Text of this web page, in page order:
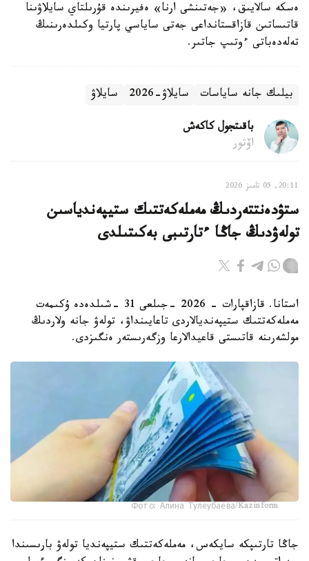
ەسكە سالايىق، «جەتىنشى ارنا» ەفيرىندە قۇرىلتاي سايلاۋىنا
قاتىساتىن قازاقستانداعى جەتى ساياسي پارتيا وكىلدەرىنىڭ
تەلەدەباتى ءوتىپ جاتىر.
بيلىك جانە ساياسات سايلاۋ-2026 سايلاۋ
باقىتجول كاكەش
اۆتور
20:11, 05 تامىز 2026
ستۋدەنتتەردىڭ مەملەكەتتىك ستيپەندياسىن
تولەۋدىڭ جاڭا ءتارتىبى بەكىتىلدى
استانا. قازاقپارات - 2026 -جىلعى 31 -شىلدەدە ۇكىمەت
مەملەكەتتىك ستيپەنديالاردى تاعايىنداۋ، تولەۋ جانە ولاردىڭ
مولشەرىنە قاتىستى قاعيدالارعا وزگەرىستەر ەنگىزدى.
Фото: Алина Тулеубаева/Kazinform
جاڭا تارتىپكە سايكەس، مەملەكەتتىك ستيپەنديا تولەۋ بارىسىندا